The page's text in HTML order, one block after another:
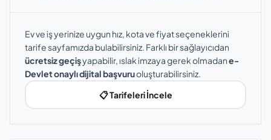
Ev ve iş yerinize uygun hız, kota ve fiyat seçeneklerini
tarife sayfamızda bulabilirsiniz. Farklı bir sağlayıcıdan
ücretsiz geçişyapabilir, ıslak imzaya gerek olmadane-
Devlet onaylı dijital başvuruoluşturabilirsiniz.
📋 Tarifeleri İncele